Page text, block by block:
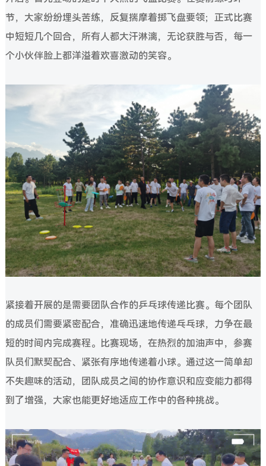
节，大家纷纷埋头苦练，反复揣摩着掷飞盘要领；正式比赛
中短短几个回合，所有人都大汗淋漓，无论获胜与否，每一
个小伙伴脸上都洋溢着欢喜激动的笑容。
紧接着开展的是需要团队合作的乒乓球传递比赛。每个团队
的成员们需要紧密配合，准确迅速地传递乓乓球，力争在最
短的时间内完成赛程。比赛现场，在热烈的加油声中，参赛
队员们默契配合、紧张有序地传递着小球。通过这一简单却
不失趣味的活动，团队成员之间的协作意识和应变能力都得
到了增强，大家也能更好地适应工作中的各种挑战。